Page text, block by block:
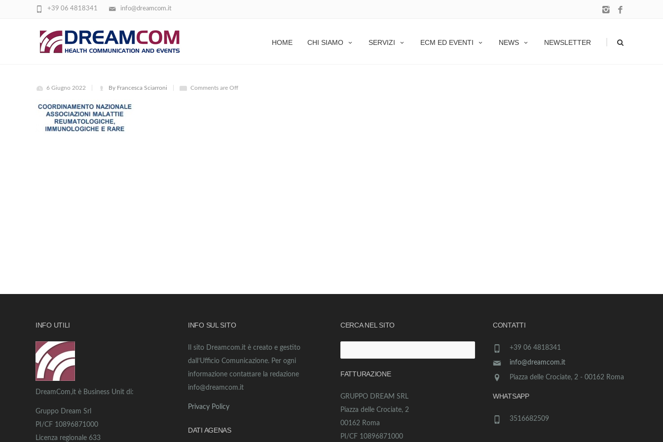
info@dreamcom.it
+39 06 4818341
HOME CHI SIAMO SERVIZI ECM ED EVENTI NEWS NEWSLETTER
COORDINAMENTONAZIONALE
6 Giugno 2022 By Francesca Sciarroni Comments are Off
INFO UTILI
DreamCom,it è Business Unit di:
Gruppo Dream Srl
PI/CF 10896871000
Licenza regionale 633
INFO SUL SITO
Il sito Dreamcom.it è creato e gestito
dall’Ufficio Comunicazione. Per ogni
informazione contattare la redazione
info@dreamcom.it
Privacy Policy
DATI AGENAS
CERCA NEL SITO
per:
FATTURAZIONE
GRUPPO DREAM SRL
Piazza delle Crociate, 2
00162 Roma
PI/CF 10896871000
CONTATTI
+39 06 4818341
info@dreamcom.it
Piazza delle Crociate, 2 - 00162 Roma
WHATSAPP
3516682509